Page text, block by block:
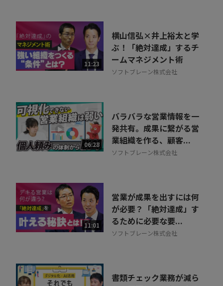
11:23
横山信弘×井上裕太と学
ぶ！「絶対達成」するチ
ームマネジメント術
ソフトブレーン株式会社
06:28
バラバラな営業情報を一
発共有。成果に繋がる営
業組織を作る、顧客...
ソフトブレーン株式会社
11:01
営業が成果を出すには何
が必要？「絶対達成」す
るために必要な要...
ソフトブレーン株式会社
書類チェック業務が減ら